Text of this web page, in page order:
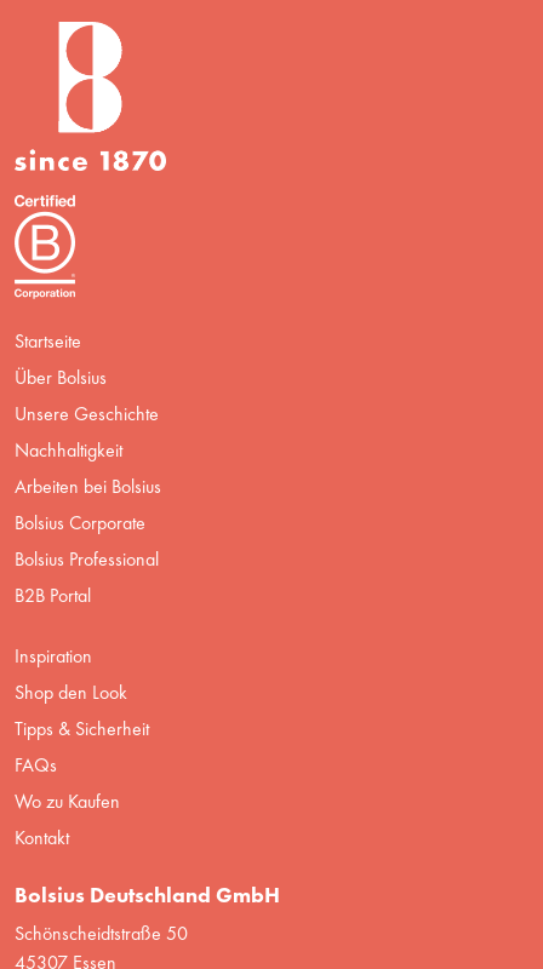
Startseite
Über Bolsius
Unsere Geschichte
Nachhaltigkeit
Arbeiten bei Bolsius
Bolsius Corporate
Bolsius Professional
B2B Portal
Inspiration
Shop den Look
Tipps & Sicherheit
FAQs
Wo zu Kaufen
Kontakt
Bolsius Deutschland GmbH
Schönscheidtstraße 50
45307 Essen